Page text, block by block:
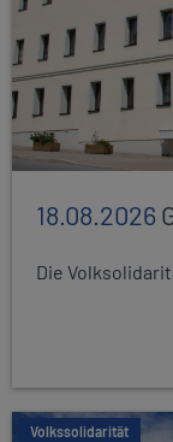
18.08.2026
Die
Volkssolidarität